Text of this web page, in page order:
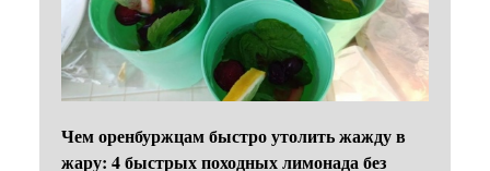
Чем оренбуржцам быстро утолить жажду в
жару: 4 быстрых походных лимонада без